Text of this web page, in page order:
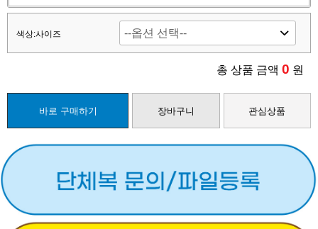
색상:사이즈
총 상품 금액 0 원
바로 구매하기 장바구니 관심상품